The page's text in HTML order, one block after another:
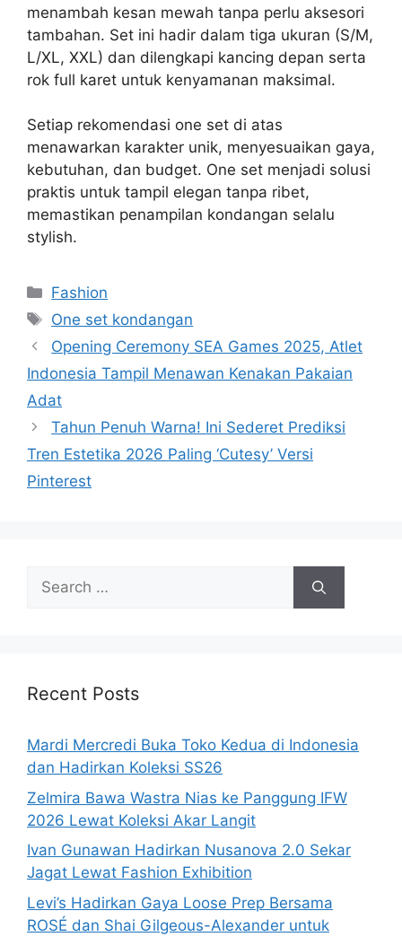
menambah kesan mewah tanpa perlu aksesori
tambahan. Set ini hadir dalam tiga ukuran (S/M,
L/XL, XXL) dan dilengkapi kancing depan serta
rok full karet untuk kenyamanan maksimal.
Setiap rekomendasi one set di atas
menawarkan karakter unik, menyesuaikan gaya,
kebutuhan, dan budget. One set menjadi solusi
praktis untuk tampil elegan tanpa ribet,
memastikan penampilan kondangan selalu
stylish.
Categories
Fashion
Tags
One set kondangan
Opening Ceremony SEA Games 2025, Atlet
Indonesia Tampil Menawan Kenakan Pakaian
Adat
Tahun Penuh Warna! Ini Sederet Prediksi
Tren Estetika 2026 Paling ‘Cutesy’ Versi
Pinterest
Search
for:
Recent Posts
Mardi Mercredi Buka Toko Kedua di Indonesia
dan Hadirkan Koleksi SS26
Zelmira Bawa Wastra Nias ke Panggung IFW
2026 Lewat Koleksi Akar Langit
Ivan Gunawan Hadirkan Nusanova 2.0 Sekar
Jagat Lewat Fashion Exhibition
Levi’s Hadirkan Gaya Loose Prep Bersama
ROSÉ dan Shai Gilgeous-Alexander untuk